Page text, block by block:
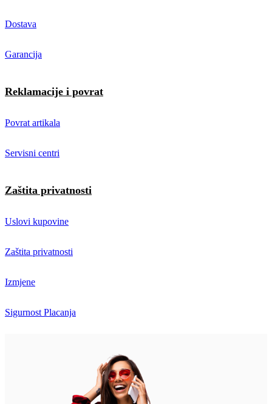
Dostava
Garancija
Reklamacije i povrat
Povrat artikala
Servisni centri
Zaštita privatnosti
Uslovi kupovine
Zaštita privatnosti
Izmjene
Sigurnost Placanja